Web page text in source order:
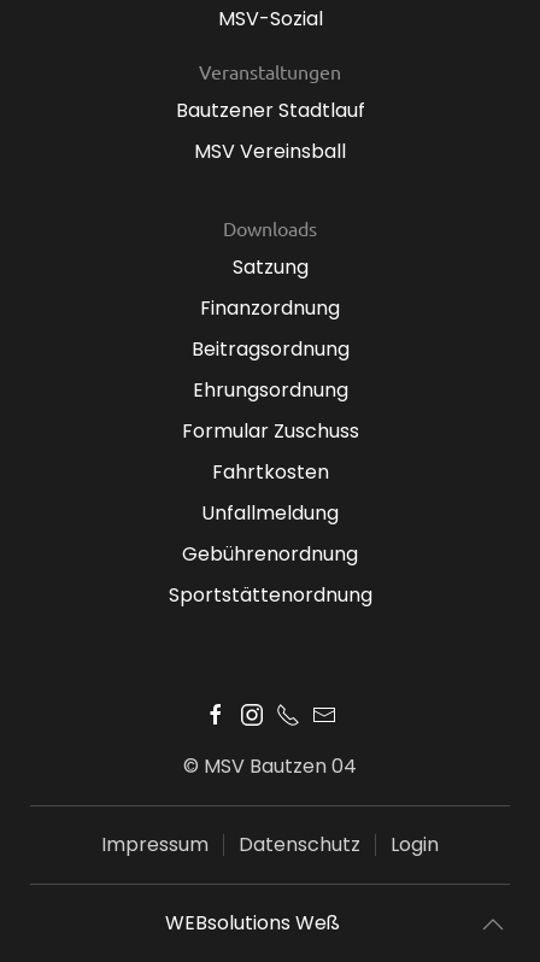
MSV-Sozial
Veranstaltungen
Bautzener Stadtlauf
MSV Vereinsball
Downloads
Satzung
Finanzordnung
Beitragsordnung
Ehrungsordnung
Formular Zuschuss
Fahrtkosten
Unfallmeldung
Gebührenordnung
Sportstättenordnung
© MSV Bautzen 04
Impressum Datenschutz Login
WEBsolutions Weß